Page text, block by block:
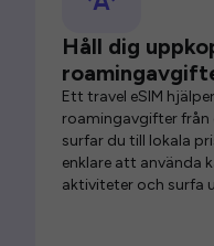
Håll dig
Ett travel eSIM
roamingavgifter från
surfar du till lokala
enklare att använda
aktiviteter och surfa